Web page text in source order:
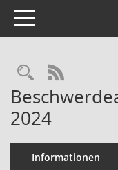
Toggle navigation
RSS-
2024
Informationen